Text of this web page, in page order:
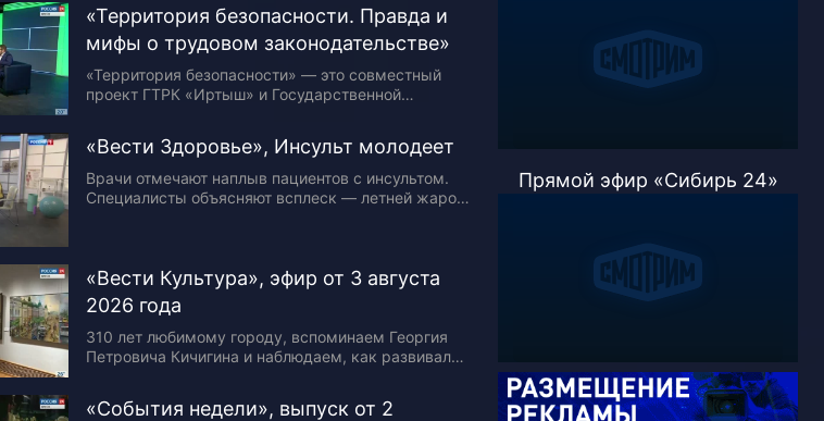
обновили 90 км сетей….
«Территория безопасности. Правда и
мифы о трудовом законодательстве»
«Территория безопасности» — это совместный
проект ГТРК «Иртыш» и Государственной
поговорили с…
«Вести Здоровье», Инсульт молодеет
Врачи отмечают наплыв пациентов с инсультом.
Специалисты объясняют всплеск — летней жарой.
«Вести Культура», эфир от 3 августа
2026 года
310 лет любимому городу, вспоминаем Георгия
Петровича Кичигина и наблюдаем, как развивался
«События недели», выпуск от 2
Прямой эфир «Сибирь 24»